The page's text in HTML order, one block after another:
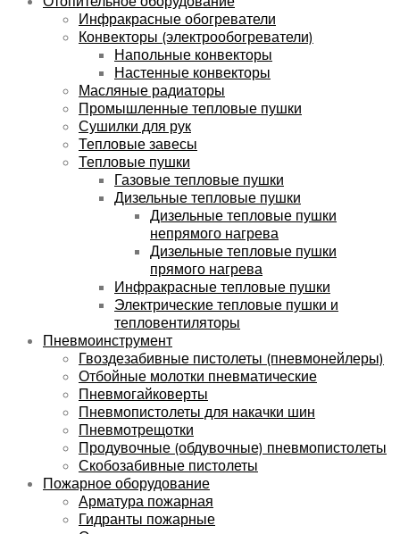
Инфракрасные обогреватели
Конвекторы (электрообогреватели)
Напольные конвекторы
Настенные конвекторы
Масляные радиаторы
Промышленные тепловые пушки
Сушилки для рук
Тепловые завесы
Тепловые пушки
Газовые тепловые пушки
Дизельные тепловые пушки
Дизельные тепловые пушки
непрямого нагрева
Дизельные тепловые пушки
прямого нагрева
Инфракрасные тепловые пушки
Электрические тепловые пушки и
тепловентиляторы
Пневмоинструмент
Гвоздезабивные пистолеты (пневмонейлеры)
Отбойные молотки пневматические
Пневмогайковерты
Пневмопистолеты для накачки шин
Пневмотрещотки
Продувочные (обдувочные) пневмопистолеты
Скобозабивные пистолеты
Пожарное оборудование
Арматура пожарная
Гидранты пожарные